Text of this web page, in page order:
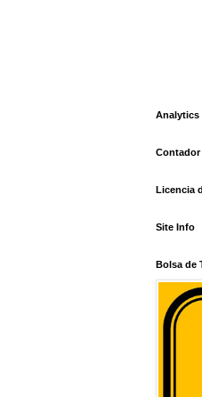
Analytics
Contador
Licencia
Site Info
Bolsa de